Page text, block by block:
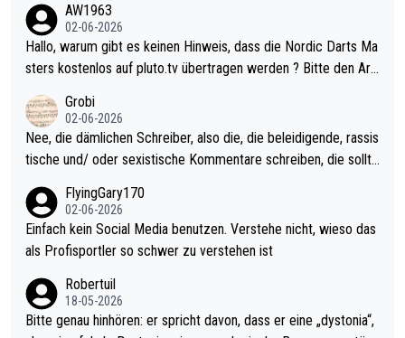
Allerdings ist Mitchell Lawrie als Nummer 1 der Welt eh qualifi
ziert. Somit ändert die automatische Qualifikation des Weltmei
sters erstmal nichts. Ich denke sie wollen damit für nächstes J
ohl wenig WDF Turniere spielen. Dies war bei Archie Self letzt
es Jahr der Fall. Er musste als amtierender Weltmeister durch
den Qualifier und ich glaube kaum, dass Mitchel sich das (in Ve
gas) antun würde, wenn er doch eigentlich die PDC-WM als Zi
el hat.
AW1963
02-06-2026
Hallo, warum gibt es keinen Hinweis, dass die Nordic Darts Ma
sters kostenlos auf pluto.tv übertragen werden ? Bitte den Arti
Grobi
02-06-2026
Nee, die dämlichen Schreiber, also die, die beleidigende, rassis
tische und/ oder sexistische Kommentare schreiben, die sollte
s Leben in den Griff kriegen. Nur eins wundert mich: Luke Little
r war doch neulich erst derjenige, der über Social Media GvV p
rovoziert hat. Und Littlers Mutter schießt öfters mal gegen Ric
FlyingGary170
02-06-2026
Einfach kein Social Media benutzen. Verstehe nicht, wieso das
als Profisportler so schwer zu verstehen ist
Robertuil
18-05-2026
Bitte genau hinhören: er spricht davon, dass er eine „dystonia“,